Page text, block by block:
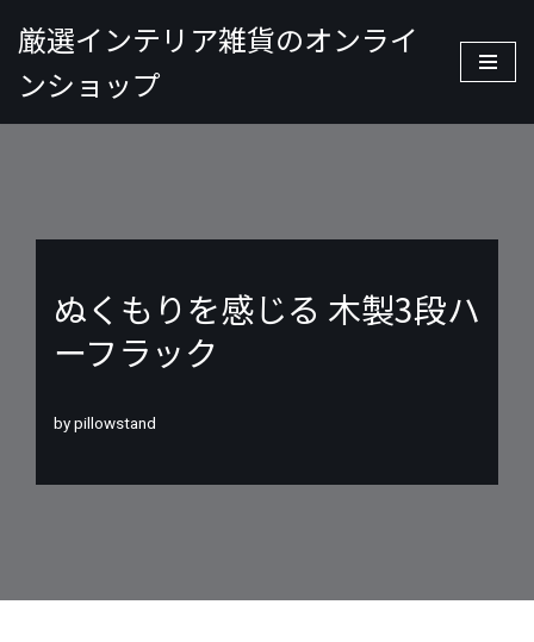
ン
テ
厳選インテリア雑貨のオンライ
ンショップ
ぬくもりを感じる 木製3段ハ
ーフラック
bypillowstand